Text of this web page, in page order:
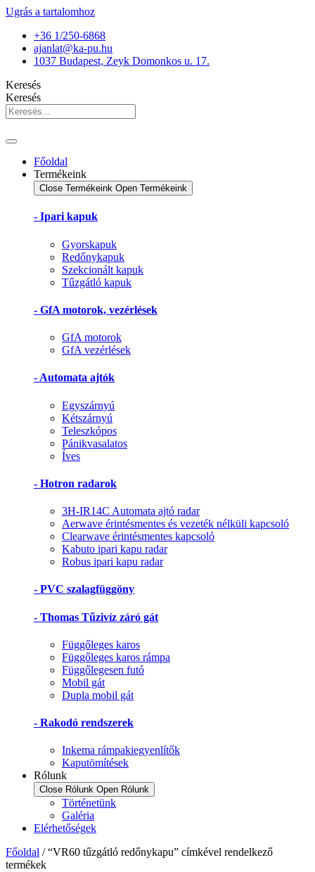
Ugrás a tartalomhoz
+36 1/250-6868
ajanlat@ka-pu.hu
1037 Budapest, Zeyk Domonkos u. 17.
Keresés
Keresés
Főoldal
Termékeink
Close Termékeink Open Termékeink
- Ipari kapuk
Gyorskapuk
Redőnykapuk
Szekcionált kapuk
Tűzgátló kapuk
- GfA motorok, vezérlések
GfA motorok
GfA vezérlések
- Automata ajtók
Egyszárnyú
Kétszárnyú
Teleszkópos
Pánikvasalatos
Íves
- Hotron radarok
3H-IR14C Automata ajtó radar
Aerwave érintésmentes és vezeték nélküli kapcsoló
Clearwave érintésmentes kapcsoló
Kabuto ipari kapu radar
Robus ipari kapu radar
- PVC szalagfüggöny
- Thomas Tűzivíz záró gát
Függőleges karos
Függőleges karos rámpa
Függőlegesen futó
Mobil gát
Dupla mobil gát
- Rakodó rendszerek
Inkema rámpakiegyenlítők
Kaputömítések
Rólunk
Close Rólunk Open Rólunk
Történetünk
Galéria
Elérhetőségek
Főoldal / “VR60 tűzgátló redőnykapu” címkével rendelkező
termékek